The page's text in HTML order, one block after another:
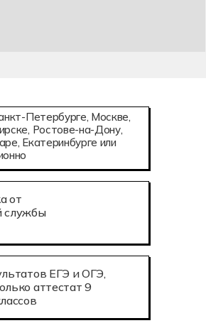
от
службы
ЕГЭ и ОГЭ,
аттестат 9
Петербурге, Москве,
Ростове-на-Дону,
Екатеринбурге или